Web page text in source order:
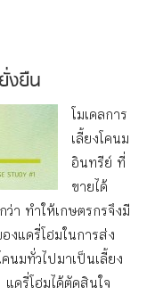
งยืน
โมเดลการ
เลี้ยงโคนม
อินทรีย์ ที่
ขายได้
ว่า ทำให้เกษตรกรจึงมี
งแดรี่โฮมในการส่ง
นมทั่วไปมาเป็นเลี้ยง
ดรี่โฮมได้ตัดสินใจ